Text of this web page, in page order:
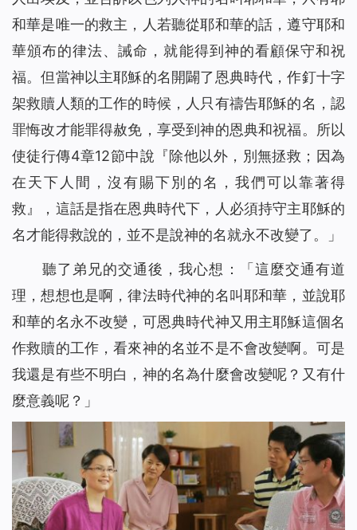
和華是唯一的救主，人若聽從耶和華的話，遵守耶和
華頒布的律法、誡命，就能得到神的看顧保守和祝
福。但當神以主耶穌的名開闢了恩典時代，作釘十字
架救贖人類的工作的時候，人只有禱告耶穌的名，認
罪悔改才能罪得赦免，享受到神的恩典和祝福。所以
使徒行傳4章12節中說『除他以外，別無拯救；因為
在天下人間，沒有賜下別的名，我們可以靠著得
救』，這話是指在恩典時代下，人必須持守主耶穌的
名才能得救說的，並不是說神的名就永不改變了。」
聽了弟兄的交通後，我心想：「這麼交通有道
理，想想也是啊，律法時代神的名叫耶和華，並說耶
和華的名永不改變，可恩典時代神又用主耶穌這個名
作救贖的工作，看來神的名並不是不會改變啊。可是
我還是有些不明白，神的名為什麼會改變呢？又有什
麼意義呢？」